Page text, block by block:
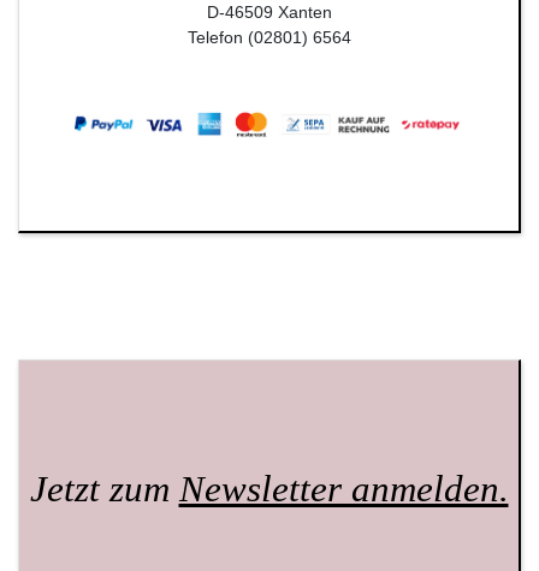
D-46509 Xanten
Telefon (02801) 6564
Jetzt zumNewsletter anmelden.